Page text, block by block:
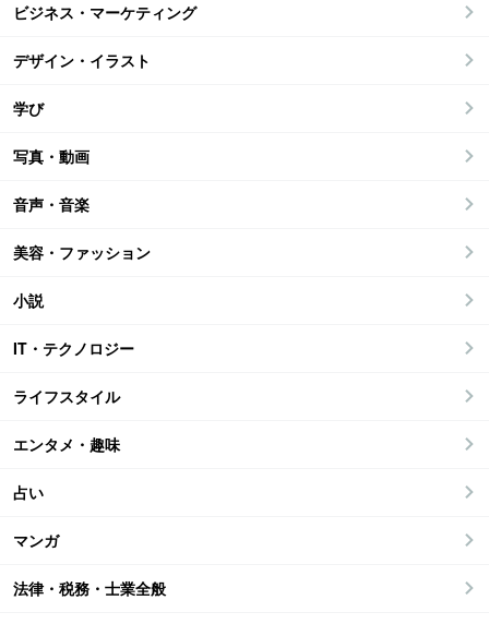
ビジネス・マーケティング
デザイン・イラスト
学び
写真・動画
音声・音楽
美容・ファッション
小説
IT・テクノロジー
ライフスタイル
エンタメ・趣味
占い
マンガ
法律・税務・士業全般